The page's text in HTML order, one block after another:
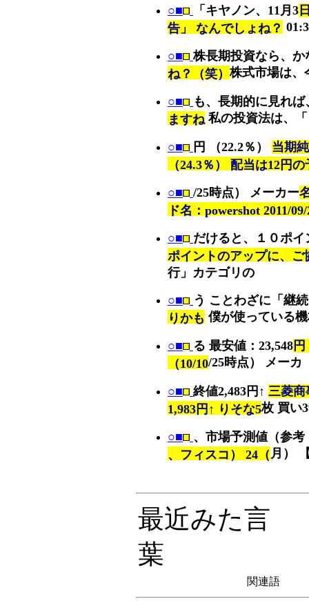
○■ 「キヤノン、11月3
告」 なんでしょね？
○■ 株長期投資なら、か
ね？（笑）株式市場は、
○■ も、長期的に見れば
ますね 私の投資法は、「
○■ 円 （22.2％） 当期
（24.3％） 配当は12円の
○■ /25時点） メーカー
ド名：powershot 2011/09/
○■ だけると、１０ポイ
ポイントのアップに、
行」カテゴリの
○■ う ことわざに「継
りかも 僕が使っている
○■ る 最安値：23,548
（10/10/25時点） メーカ
○■ 終値2,483円↑ 三菱商
1,983円↑ りそな5枚 買い
○■ 、市場予測値（参
、フィスコ） 24（ 月）
最近みた言
葉
関連語